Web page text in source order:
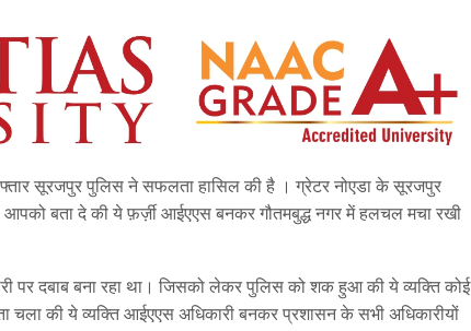
सूरजपुर पुलिस ने सफलता हासिल की है । ग्रेटर नोएडा के सूरजपुर
बता दे की ये फ़र्ज़ी आईएएस बनकर गौतमबुद्ध नगर में हलचल मचा रखी
पर दबाब बना रहा था। जिसको लेकर पुलिस को शक हुआ की ये व्यक्ति कोई
की ये व्यक्ति आईएएस अधिकारी बनकर प्रशासन के सभी अधिकारीयों